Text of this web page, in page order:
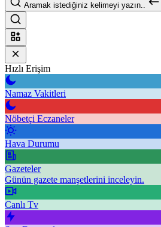
Aramak istediğiniz kelimeyi yazın..
Hızlı Erişim
Namaz Vakitleri
Nöbetçi Eczaneler
Hava Durumu
Gazeteler
Günün gazete manşetlerini inceleyin.
Canlı Tv